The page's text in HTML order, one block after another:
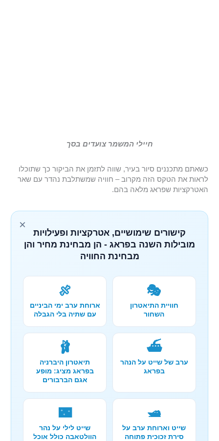
חיילי המשמר צועדים בסך
כשאתם מתכננים סיור בעיר, שווה לתזמן את הביקור כך שתוכלו
לראות את הטקס הזה מקרוב – חוויה שמשתלבת נהדר עם שאר
האטרקציות שפראג מלאה בהם.
×
קישורים שימושיים, אטרקציות ופעילויות
מובילות השנה בפראג - הן מבחינת מחיר והן
מבחינת החוויה
🎭
חוויית התיאטרון
השחור
🍖
ארוחת ערב ימי הביניים
עם שתיה בלי הגבלה
⛴️
ערב של שייט על הנהר
בפראג
🩰
תיאטרון היברניה
בפראג מציג: מופע
אגם הברבורים
🛥️
שייט וארוחת ערב על
סירת זכוכית פתוחה
🌃
שייט לילי על נהר
הוולטאבה כולל אוכל